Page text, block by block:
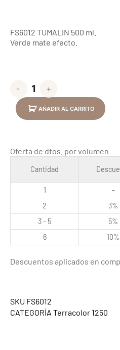
FS6012 TUMALIN 500 ml.
Verde mate efecto.
- +
AÑADIR AL CARRITO
Oferta de dtos. por volumen
Cantidad
1
-
2
3%
3 - 5
5%
6
10%
Descuentos aplicados en
SKU FS6012
CATEGORÍA Terracolor 1250